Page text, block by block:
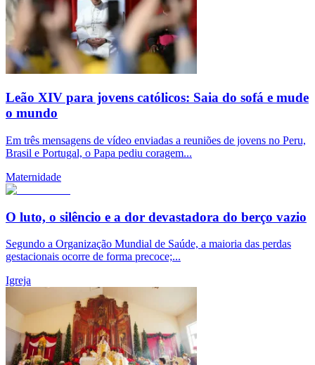
Leão XIV para jovens católicos: Saia do sofá e mude
o mundo
Em três mensagens de vídeo enviadas a reuniões de jovens no Peru,
Brasil e Portugal, o Papa pediu coragem...
Maternidade
O luto, o silêncio e a dor devastadora do berço vazio
Segundo a Organização Mundial de Saúde, a maioria das perdas
gestacionais ocorre de forma precoce;...
Igreja